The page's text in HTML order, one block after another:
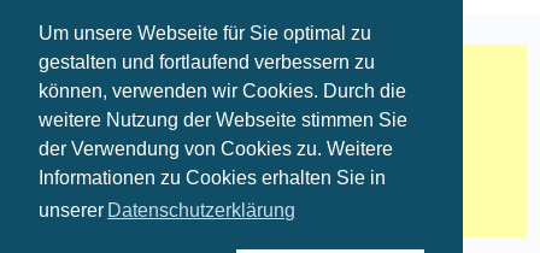
Um unsere Webseite für Sie optimal zu
gestalten und fortlaufend verbessern zu
können, verwenden wir Cookies. Durch die
weitere Nutzung der Webseite stimmen Sie
der Verwendung von Cookies zu. Weitere
Informationen zu Cookies erhalten Sie in
unserer Datenschutzerklärung